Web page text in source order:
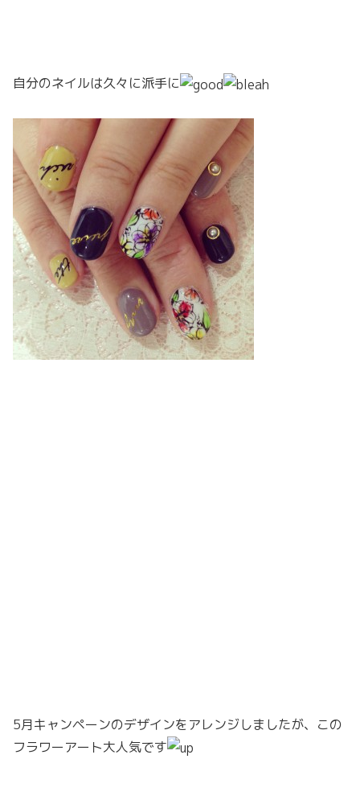
自分のネイルは久々に派手に
5月キャンペーンのデザインをアレンジしましたが、この
フラワーアート大人気です